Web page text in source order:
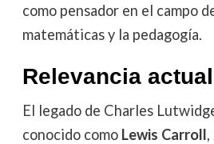
como pensador en el campo
matemáticas y la pedagogía.
Relevancia actual
El legado de Charles
conocido como Lewis Carroll